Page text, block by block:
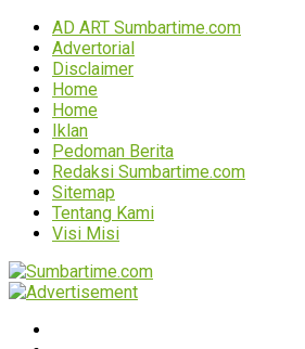
AD ART Sumbartime.com
Advertorial
Disclaimer
Home
Home
Iklan
Pedoman Berita
Redaksi Sumbartime.com
Sitemap
Tentang Kami
Visi Misi